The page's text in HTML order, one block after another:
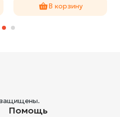
В корзину
защищены.
Помощь